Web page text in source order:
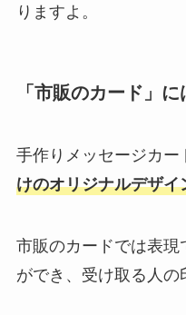
りますよ。
「市販のカード」
手作りメッセージカー
けのオリジナルデザイ
市販のカードでは表
ができ、受け取る人の